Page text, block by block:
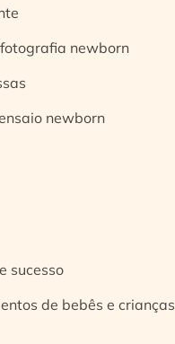
newborn
newborn
sucesso
de bebês e crianças